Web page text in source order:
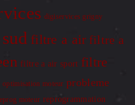
digiservices grigny
filtre a air filtre a
filtre a air sport filtre
optimisation moteur probleme
moteur reprogrammation